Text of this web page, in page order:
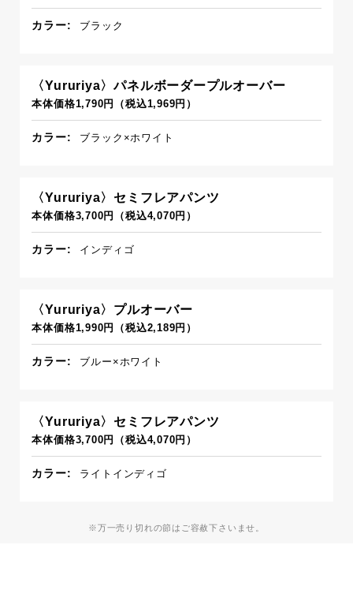
カラー: ブラック
〈Yururiya〉パネルボーダープルオーバー
本体価格1,790円（税込1,969円）
カラー: ブラック×ホワイト
〈Yururiya〉セミフレアパンツ
本体価格3,700円（税込4,070円）
カラー: インディゴ
〈Yururiya〉プルオーバー
本体価格1,990円（税込2,189円）
カラー: ブルー×ホワイト
〈Yururiya〉セミフレアパンツ
本体価格3,700円（税込4,070円）
カラー: ライトインディゴ
※万一売り切れの節はご容赦下さいませ。